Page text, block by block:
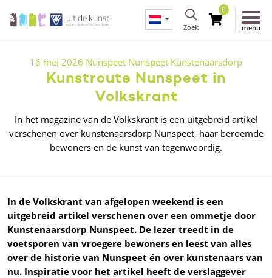
Zoek
0
menu
16 mei 2026 Nunspeet Nunspeet Kunstenaarsdorp
Kunstroute Nunspeet in
Volkskrant
In het magazine van de Volkskrant is een uitgebreid artikel
verschenen over kunstenaarsdorp Nunspeet, haar beroemde
bewoners en de kunst van tegenwoordig.
In de Volkskrant van afgelopen weekend is een
uitgebreid artikel verschenen over een ommetje door
Kunstenaarsdorp Nunspeet. De lezer treedt in de
voetsporen van vroegere bewoners en leest van alles
over de historie van Nunspeet én over kunstenaars van
nu. Inspiratie voor het artikel heeft de verslaggever